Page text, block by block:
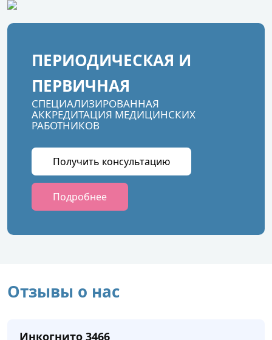
ПЕРИОДИЧЕСКАЯ И
ПЕРВИЧНАЯ
СПЕЦИАЛИЗИРОВАННАЯ
АККРЕДИТАЦИЯ МЕДИЦИНСКИХ
РАБОТНИКОВ
Получить консультацию
Подробнее
Отзывы о нас
Инкогнито 3466